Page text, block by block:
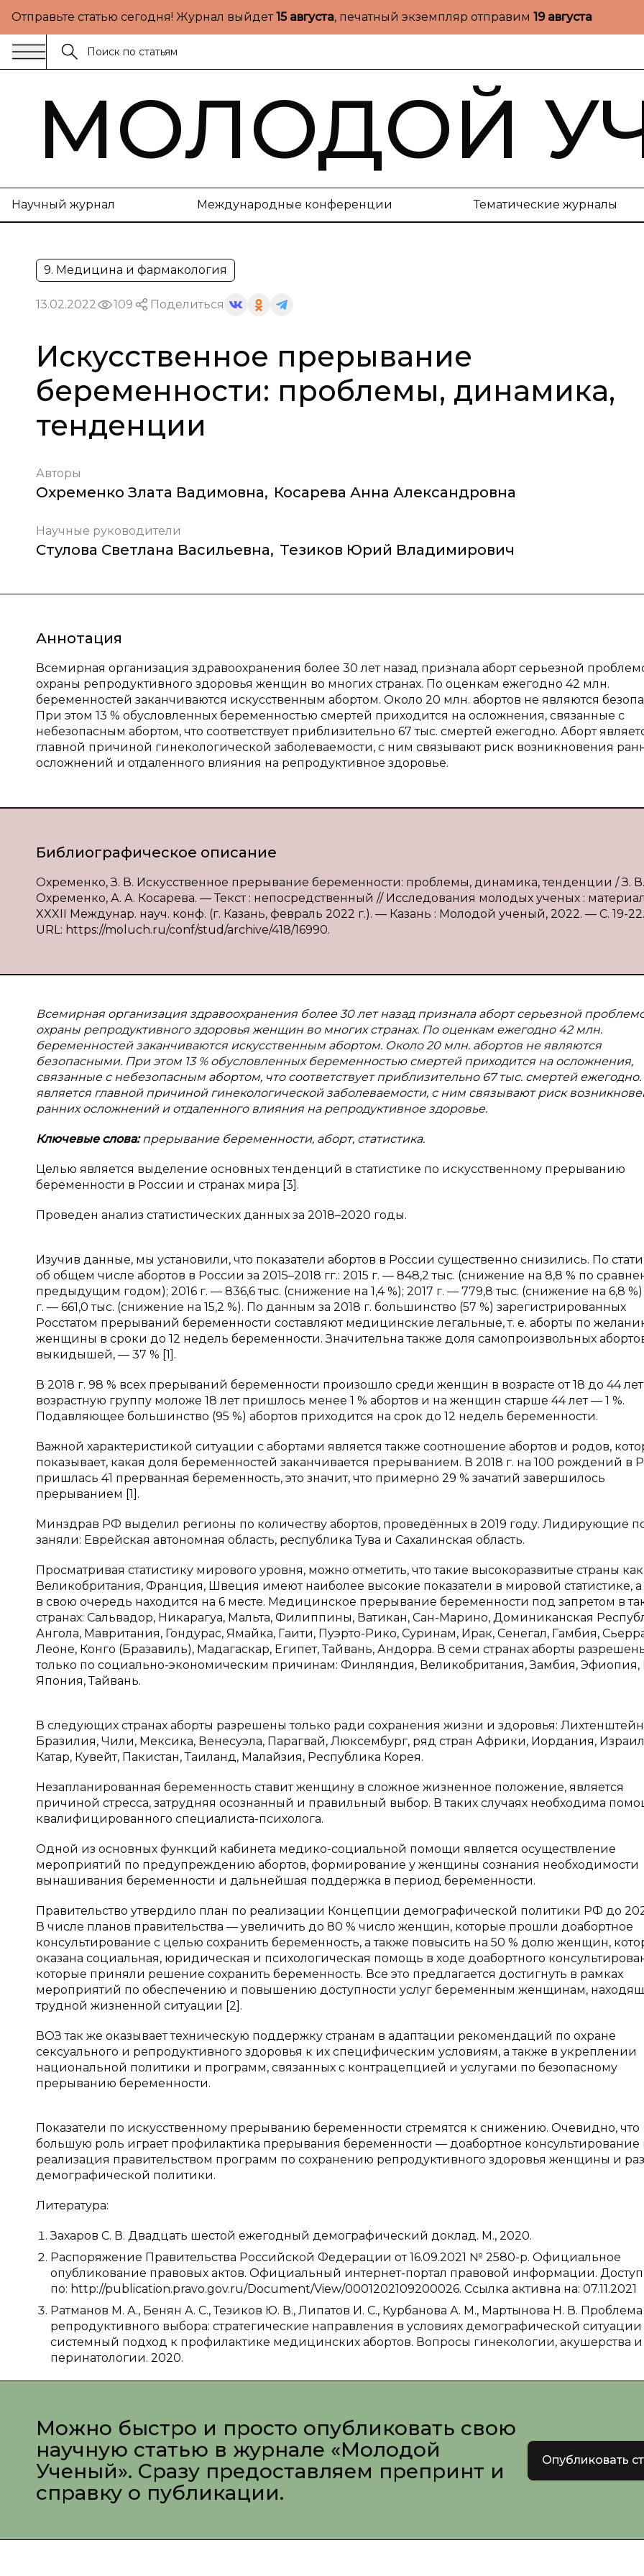
Отправьте статью сегодня! Журнал выйдет15 августа, печатный экземпляр отправим 19 августа
МОЛОДОЙ
Научный журнал Международные конференции Тематические журналы
9. Медицина и фармакология
13.02.2022 109 Поделиться
Искусственное прерывание
беременности: проблемы, динамика,
тенденции
Авторы
Охременко Злата Вадимовна, Косарева Анна Александровна
Научные руководители
Стулова Светлана Васильевна, Тезиков Юрий Владимирович
Аннотация
Всемирная организация здравоохранения более 30 лет назад признала аборт серьезной
охраны репродуктивного здоровья женщин во многих странах. По оценкам ежегодно 42 млн.
беременностей заканчиваются искусственным абортом. Около 20 млн. абортов не являются
При этом 13 % обусловленных беременностью смертей приходится на осложнения, связанные с
небезопасным абортом, что соответствует приблизительно 67 тыс. смертей ежегодно. Аборт
главной причиной гинекологической заболеваемости, с ним связывают риск возникновения
осложнений и отдаленного влияния на репродуктивное здоровье.
Библиографическое описание
Охременко, З. В. Искусственное прерывание беременности: проблемы, динамика, тенденции / З. В.
Охременко, А. А. Косарева. — Текст : непосредственный // Исследования молодых ученых :
XXXII Междунар. науч. конф. (г. Казань, февраль 2022 г.). — Казань : Молодой ученый, 2022. — С. 19-
URL: https://moluch.ru/conf/stud/archive/418/16990.
Всемирная организация здравоохранения более 30 лет назад признала аборт серьезной
охраны репродуктивного здоровья женщин во многих странах. По оценкам ежегодно 42 млн.
беременностей заканчиваются искусственным абортом. Около 20 млн. абортов не являются
безопасными. При этом 13 % обусловленных беременностью смертей приходится на осложнения,
связанные с небезопасным абортом, что соответствует приблизительно 67 тыс. смертей
является главной причиной гинекологической заболеваемости, с ним связывают риск
ранних осложнений и отдаленного влияния на репродуктивное здоровье.
Ключевые слова:прерывание беременности, аборт, статистика.
Целью является выделение основных тенденций в статистике по искусственному прерыванию
беременности в России и странах мира [3].
Проведен анализ статистических данных за 2018–2020 годы.
Изучив данные, мы установили, что показатели абортов в России существенно снизились. По
об общем числе абортов в России за 2015–2018 гг.: 2015 г. — 848,2 тыс. (снижение на 8,8 % по
предыдущим годом); 2016 г. — 836,6 тыс. (снижение на 1,4 %); 2017 г. — 779,8 тыс. (снижение на 6,8
г. — 661,0 тыс. (снижение на 15,2 %). По данным за 2018 г. большинство (57 %) зарегистрированных
Росстатом прерываний беременности составляют медицинские легальные, т. е. аборты по
женщины в сроки до 12 недель беременности. Значительна также доля самопроизвольных
выкидышей, — 37 % [1].
В 2018 г. 98 % всех прерываний беременности произошло среди женщин в возрасте от 18 до 44
возрастную группу моложе 18 лет пришлось менее 1 % абортов и на женщин старше 44 лет — 1 %.
Подавляющее большинство (95 %) абортов приходится на срок до 12 недель беременности.
Важной характеристикой ситуации с абортами является также соотношение абортов и родов,
показывает, какая доля беременностей заканчивается прерыванием. В 2018 г. на 100 рождений в
пришлась 41 прерванная беременность, это значит, что примерно 29 % зачатий завершилось
прерыванием [1].
Минздрав РФ выделил регионы по количеству абортов, проведённых в 2019 году. Лидирующие
заняли: Еврейская автономная область, республика Тува и Сахалинская область.
Просматривая статистику мирового уровня, можно отметить, что такие высокоразвитые страны как
Великобритания, Франция, Швеция имеют наиболее высокие показатели в мировой статистике, а
в свою очередь находится на 6 месте. Медицинское прерывание беременности под запретом в
странах: Сальвадор, Никарагуа, Мальта, Филиппины, Ватикан, Сан-Марино, Доминиканская
Ангола, Мавритания, Гондурас, Ямайка, Гаити, Пуэрто-Рико, Суринам, Ирак, Сенегал, Гамбия,
Леоне, Конго (Бразавиль), Мадагаскар, Египет, Тайвань, Андорра. В семи странах аборты
только по социально-экономическим причинам: Финляндия, Великобритания, Замбия,
Япония, Тайвань.
В следующих странах аборты разрешены только ради сохранения жизни и здоровья:
Бразилия, Чили, Мексика, Венесуэла, Парагвай, Люксембург, ряд стран Африки, Иордания,
Катар, Кувейт, Пакистан, Таиланд, Малайзия, Республика Корея.
Незапланированная беременность ставит женщину в сложное жизненное положение, является
причиной стресса, затрудняя осознанный и правильный выбор. В таких случаях необходима
квалифицированного специалиста-психолога.
Одной из основных функций кабинета медико-социальной помощи является осуществление
мероприятий по предупреждению абортов, формирование у женщины сознания необходимости
вынашивания беременности и дальнейшая поддержка в период беременности.
Правительство утвердило план по реализации Концепции демографической политики РФ до
В числе планов правительства — увеличить до 80 % число женщин, которые прошли доабортное
консультирование с целью сохранить беременность, а также повысить на 50 % долю женщин,
оказана социальная, юридическая и психологическая помощь в ходе доабортного
которые приняли решение сохранить беременность. Все это предлагается достигнуть в рамках
мероприятий по обеспечению и повышению доступности услуг беременным женщинам,
трудной жизненной ситуации [2].
ВОЗ так же оказывает техническую поддержку странам в адаптации рекомендаций по охране
сексуального и репродуктивного здоровья к их специфическим условиям, а также в укреплении
национальной политики и программ, связанных с контрацепцией и услугами по безопасному
прерыванию беременности.
Показатели по искусственному прерыванию беременности стремятся к снижению. Очевидно, что
большую роль играет профилактика прерывания беременности — доабортное консультирование
реализация правительством программ по сохранению репродуктивного здоровья женщины и
демографической политики.
Литература:
Захаров С. В. Двадцать шестой ежегодный демографический доклад. М., 2020.
Распоряжение Правительства Российской Федерации от 16.09.2021 № 2580-р. Официальное
опубликование правовых актов. Официальный интернет-портал правовой информации.
по: http://publication.pravo.gov.ru/Document/View/0001202109200026. Ссылка активна на: 07.11.2021
Ратманов М. А., Бенян А. С., Тезиков Ю. В., Липатов И. С., Курбанова А. М., Мартынова Н. В. Проблема
репродуктивного выбора: стратегические направления в условиях демографической ситуации
системный подход к профилактике медицинских абортов. Вопросы гинекологии, акушерства и
перинатологии. 2020.
Можно быстро и просто опубликовать свою
научную статью в журнале «Молодой
Ученый». Сразу предоставляем препринт и
справку о публикации.
Опубликовать